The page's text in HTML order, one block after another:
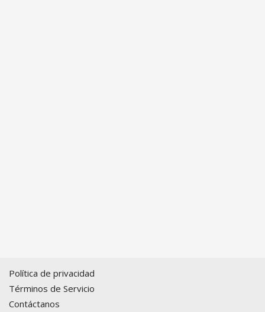
Política de privacidad
Términos de Servicio
Contáctanos